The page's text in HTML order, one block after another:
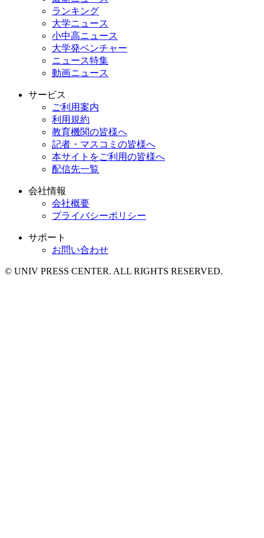
ランキング
大学ニュース
小中高ニュース
大学発ベンチャー
ニュース特集
動画ニュース
サービス
ご利用案内
利用規約
教育機関の皆様へ
記者・マスコミの皆様へ
本サイトをご利用の皆様へ
配信先一覧
会社情報
会社概要
プライバシーポリシー
サポート
お問い合わせ
© UNIV PRESS CENTER. ALL RIGHTS RESERVED.